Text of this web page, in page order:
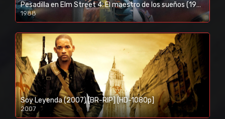
Pesadilla en Elm Street 4: El maestro de los sueños (1988) [BR-RIP] [HD-1080p]
1988
Soy Leyenda (2007) [BR-RIP] [HD-1080p]
2007
1080p/720p